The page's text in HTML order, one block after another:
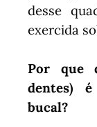
desse
exercida
Por que
dentes)
bucal?